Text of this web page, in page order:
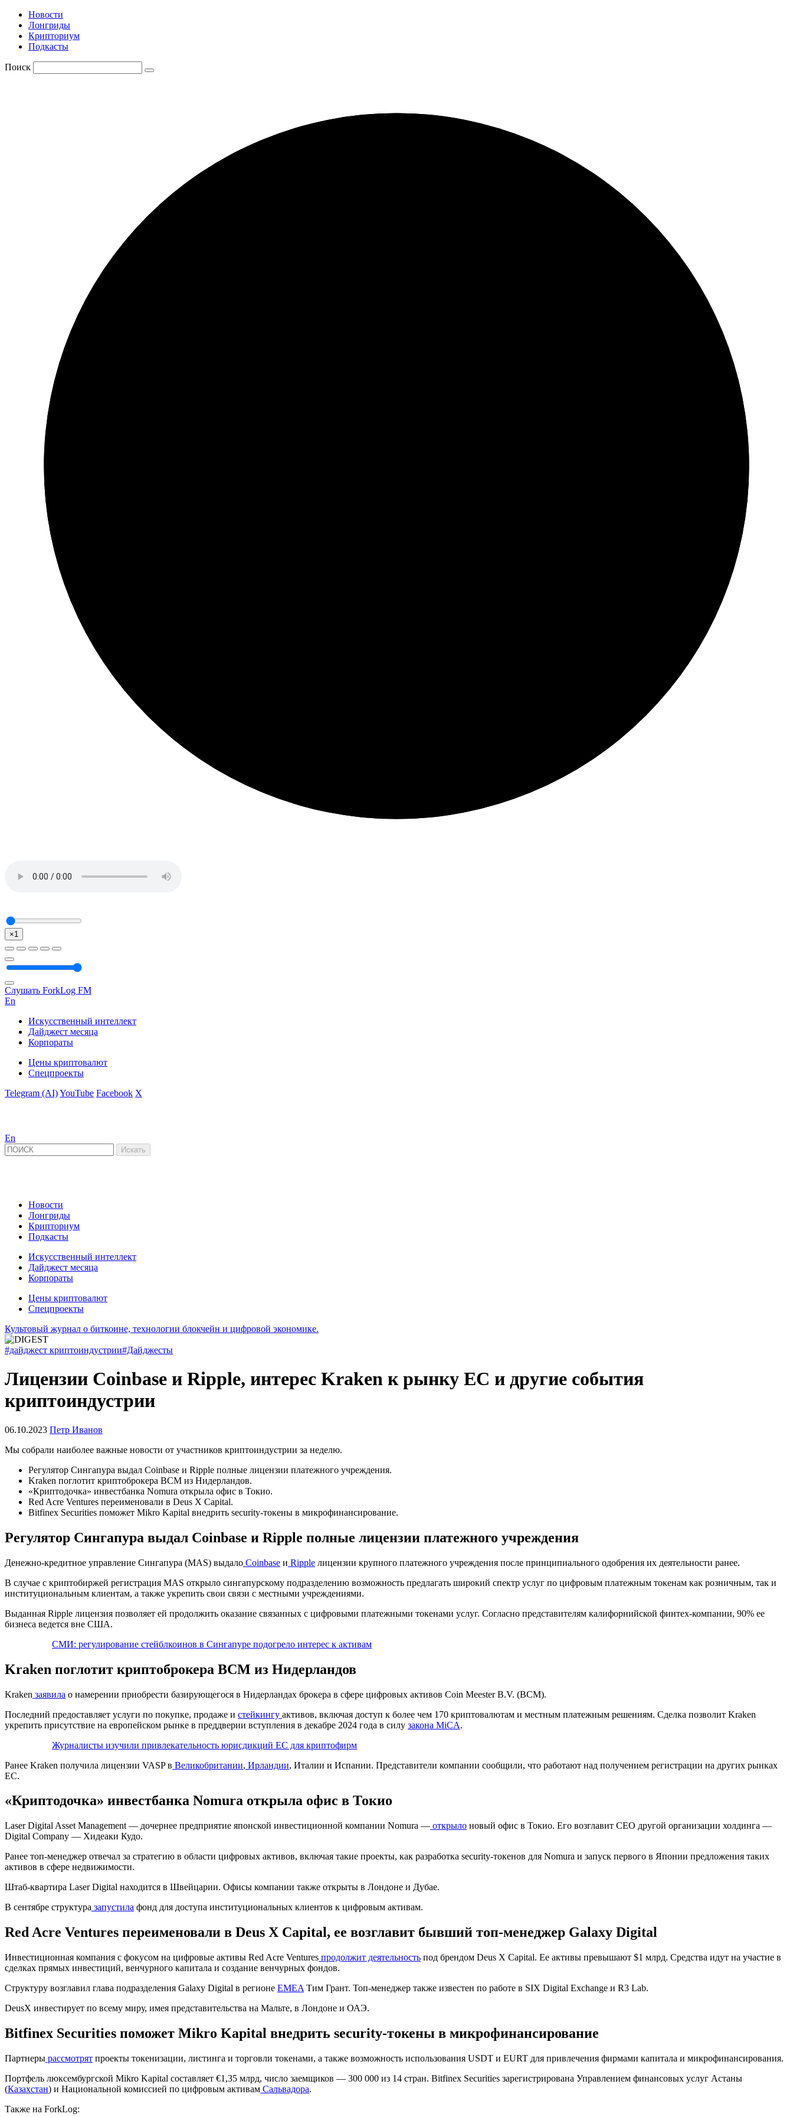
Новости
Лонгриды
Крипториум
Подкасты
Поиск
×1
Слушать ForkLog FM
En
Искусственный интеллект
Дайджест месяца
Корпораты
Цены криптовалют
Спецпроекты
Telegram (AI)YouTube Facebook X
En
Новости
Лонгриды
Крипториум
Подкасты
Искусственный интеллект
Дайджест месяца
Корпораты
Цены криптовалют
Спецпроекты
Культовый журнал о биткоине, технологии блокчейн и цифровой экономике.
#дайджест криптоиндустрии#Дайджесты
Лицензии Coinbase и Ripple, интерес Kraken к рынку EC и другие события
криптоиндустрии
06.10.2023 Петр Иванов
Мы собрали наиболее важные новости от участников криптоиндустрии за неделю.
Регулятор Сингапура выдал Coinbase и Ripple полные лицензии платежного учреждения.
Kraken поглотит криптоброкера BCM из Нидерландов.
«Криптодочка» инвестбанка Nomura открыла офис в Токио.
Red Acre Ventures переименовали в Deus X Capital.
Bitfinex Securities поможет Mikro Kapital внедрить security-токены в микрофинансирование.
Регулятор Сингапура выдал Coinbase и Ripple полные лицензии платежного учреждения
Денежно-кредитное управление Сингапура (MAS) выдало Coinbase и Ripple лицензии крупного платежного учреждения после принципиального одобрения их деятельности ранее.
В случае с криптобиржей регистрация MAS открыло сингапурскому подразделению возможность предлагать широкий спектр услуг по цифровым платежным токенам как розничным, так и
институциональным клиентам, а также укрепить свои связи с местными учреждениями.
Выданная Ripple лицензия позволяет ей продолжить оказание связанных с цифровыми платежными токенами услуг. Согласно представителям калифорнийской финтех-компании, 90% ее
бизнеса ведется вне США.
СМИ: регулирование стейблкоинов в Сингапуре подогрело интерес к активам
Kraken поглотит криптоброкера BCM из Нидерландов
Kraken заявила о намерении приобрести базирующегося в Нидерландах брокера в сфере цифровых активов Coin Meester B.V. (BCM).
Последний предоставляет услуги по покупке, продаже и стейкингу активов, включая доступ к более чем 170 криптовалютам и местным платежным решениям. Сделка позволит Kraken
укрепить присутствие на европейском рынке в преддверии вступления в декабре 2024 года в силу закона MiCA.
Журналисты изучили привлекательность юрисдикций ЕС для криптофирм
Ранее Kraken получила лицензии VASPв Великобритании, Ирландии, Италии и Испании. Представители компании сообщили, что работают над получением регистрации на других рынках
ЕС.
«Криптодочка» инвестбанка Nomura открыла офис в Токио
Laser Digital Asset Management — дочернее предприятие японской инвестиционной компании Nomura — открыло новый офис в Токио. Его возглавит CEO другой организации холдинга —
Digital Company — Хидеаки Кудо.
Ранее топ-менеджер отвечал за стратегию в области цифровых активов, включая такие проекты, как разработка security-токенов для Nomura и запуск первого в Японии предложения таких
активов в сфере недвижимости.
Штаб-квартира Laser Digital находится в Швейцарии. Офисы компании также открыты в Лондоне и Дубае.
В сентябре структура запустила фонд для доступа институциональных клиентов к цифровым активам.
Red Acre Ventures переименовали в Deus X Capital, ее возглавит бывший топ-менеджер Galaxy Digital
Инвестиционная компания с фокусом на цифровые активы Red Acre Ventures продолжит деятельность под брендом Deus X Capital. Ее активы превышают $1 млрд. Средства идут на участие в
сделках прямых инвестиций, венчурного капитала и создание венчурных фондов.
Структуру возглавил глава подразделения Galaxy Digital в регионе EMEA Тим Грант. Топ-менеджер также известен по работе в SIX Digital Exchange и R3 Lab.
DeusX инвестирует по всему миру, имея представительства на Мальте, в Лондоне и ОАЭ.
Bitfinex Securities поможет Mikro Kapital внедрить security-токены в микрофинансирование
Партнеры рассмотрят проекты токенизации, листинга и торговли токенами, а также возможность использования USDT и EURT для привлечения фирмами капитала и микрофинансирования.
Портфель люксембургской Mikro Kapital составляет €1,35 млрд, число заемщиков — 300 000 из 14 стран. Bitfinex Securities зарегистрирована Управлением финансовых услуг Астаны
(Казахстан) и Национальной комиссией по цифровым активам Сальвадора.
Также на ForkLog: